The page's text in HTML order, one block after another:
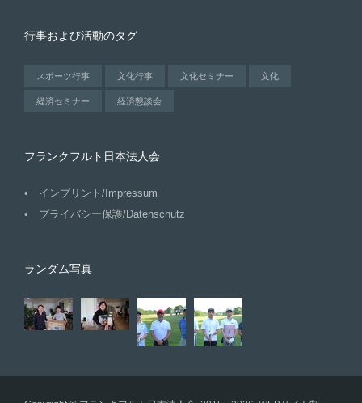
行事および活動のタグ
スポーツ行事 文化行事 文化セミナー 文化
経済セミナー 経済懇談会
フランクフルト日本法人会
インプリント/Impressum
プライバシー保護/Datenschutz
ランダム写真